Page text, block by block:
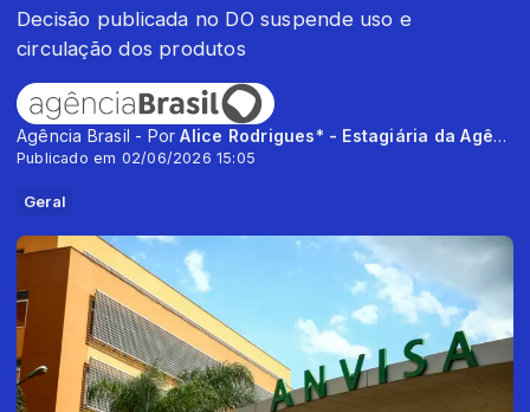
Decisão publicada no DO suspende uso e
circulação dos produtos
Agência Brasil - PorAlice Rodrigues* - Estagiária da Agência Brasil
Publicado em 02/06/2026 15:05
Geral